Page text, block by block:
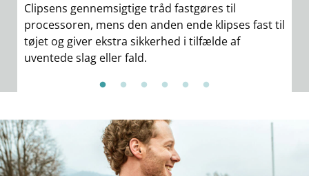
Clipsens gennemsigtige tråd fastgøres til
processoren, mens den anden ende klipses fast til
tøjet og giver ekstra sikkerhed i tilfælde af
uventede slag eller fald.